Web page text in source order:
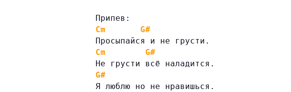
Припев:
Cm
G#
Просыпайся и не грусти.
Cm
G#
Не грусти всё наладится.
G#
Я люблю но не нравишься.